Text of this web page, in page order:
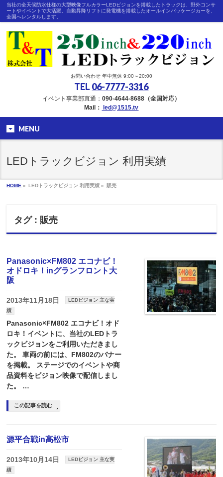
当社の全天候防水仕様の大型映像フルカラーLEDビジョンを搭載したトラックは、野外コンサ
ートやイベントで大活躍。自動昇降リフトに発電機を搭載したオールインパッケージカーを、
全国へレンタルします。
お問い合わせ 年中無休 9:00～20:00
TEL 06-7777-3316
イベント事業部直通：090-4644-8688（全国対応）
Mail：
led@1515.tv
MENU
LEDトラックビジョン 利用実績
HOME » LEDトラックビジョン 利用実績 » 販売
タグ : 販売
Panasonic×FM802 エコナビ！
オドロキ！inグランフロント大
阪
2013年11月18日
LEDビジョン 主な実
績
Panasonic×FM802 エコナビ！オド
ロキ！イベントに、当社のLEDトラ
ックビジョンをご利用いただきまし
た。 車両の前には、FM802のバナー
を掲載。 ステージでのイベントや商
品資料をビジョン映像で配信しまし
た。 …
この記事を読む
源平合戦in高松市
2013年10月14日
LEDビジョン 主な実
績